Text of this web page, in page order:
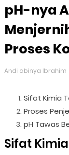
pH-nya
Proses
Andi abinya Ibrahim
Sifat Kimia
Proses
pH Tawas
Sifat